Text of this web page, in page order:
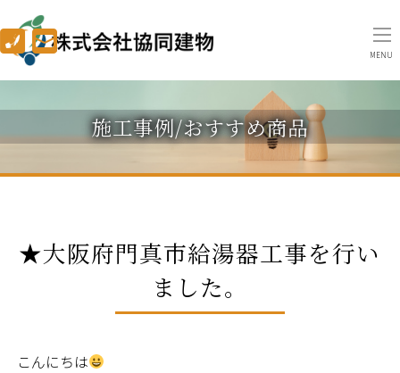
MENU
施工事例/おすすめ商品
★大阪府門真市給湯器工事を行い
ました。
こんにちは